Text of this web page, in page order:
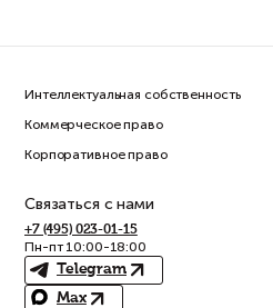
Интеллектуальная собственность
Коммерческое право
Корпоративное право
Связаться с нами
+7 (495) 023-01-15
Пн-пт 10:00-18:00
Telegram
Max